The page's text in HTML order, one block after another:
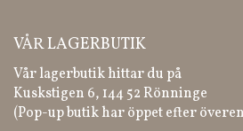
VÅR LAGERBUTIK
Vår lagerbutik hittar du på
Kuskstigen 6, 144 52 Rönninge
(Pop-up butik har öppet efter